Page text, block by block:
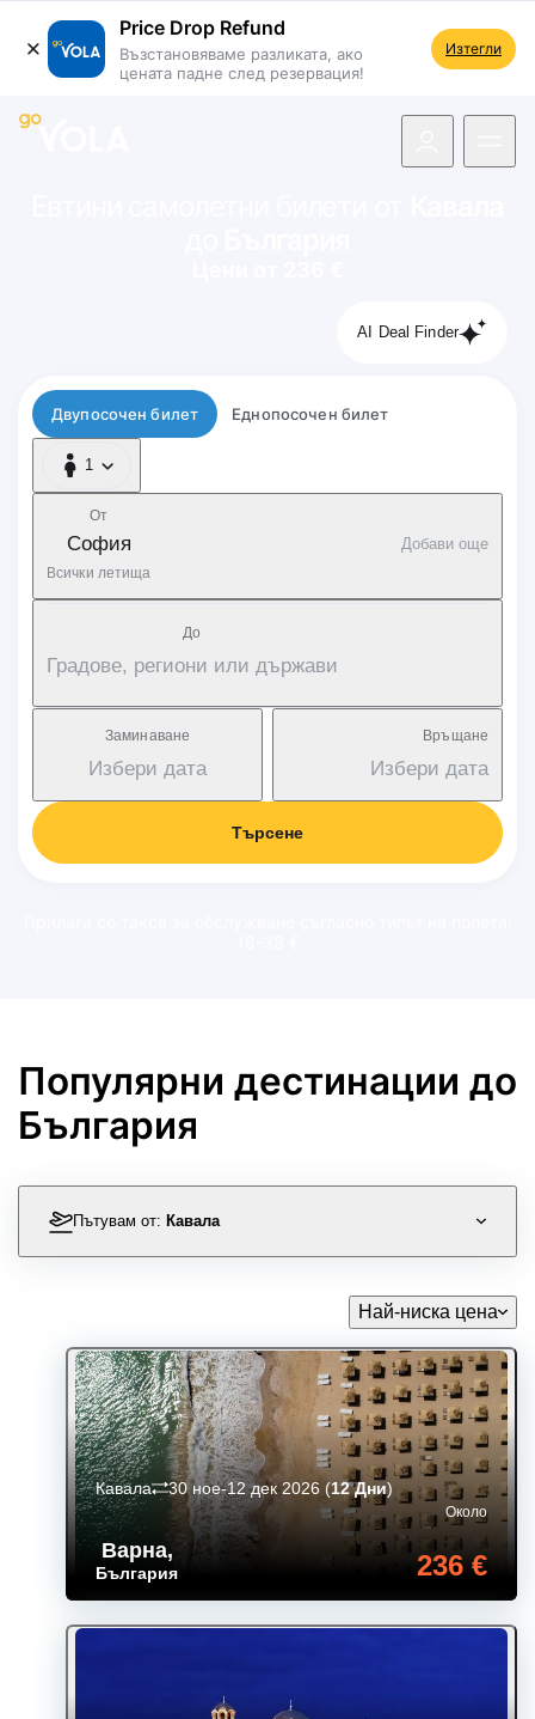
Price Drop Refund
Възстановяваме разликата, ако
цената падне след резервация!
Изтегли
AI Deal Finder
Тип полет
Двупосочен билет Еднопосочен билет
1
1 Пътник
От
София
Всички летища
Добави още
Дo
Градове, региони или държави
Заминаване
Избери дата
Връщане
Избери дата
Търсене
Популярни дестинации до
България
Пътувам от: Кавала
Най-ниска цена
Варна,
България
Около
236 €
Кавала 30 ное-12 дек 2026 (12 Дни)